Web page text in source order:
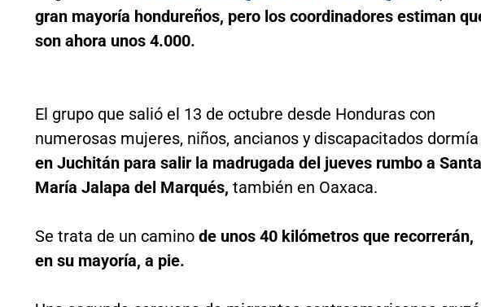
gran mayoría hondureños, pero los coordinadores estiman
son ahora unos 4.000.
El grupo que salió el 13 de octubre desde Honduras con
numerosas mujeres, niños, ancianos y discapacitados dormía
en Juchitán para salir la madrugada del jueves rumbo a Santa
María Jalapa del Marqués, también en Oaxaca.
Se trata de un camino de unos 40 kilómetros que recorrerán,
en su mayoría, a pie.